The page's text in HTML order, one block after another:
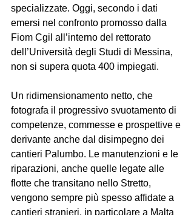
specializzate. Oggi, secondo i dati
emersi nel confronto promosso dalla
Fiom Cgil all’interno del rettorato
dell’Università degli Studi di Messina,
non si supera quota 400 impiegati.
Un ridimensionamento netto, che
fotografa il progressivo svuotamento di
competenze, commesse e prospettive e
derivante anche dal disimpegno dei
cantieri Palumbo. Le manutenzioni e le
riparazioni, anche quelle legate alle
flotte che transitano nello Stretto,
vengono sempre più spesso affidate a
cantieri stranieri, in particolare a Malta